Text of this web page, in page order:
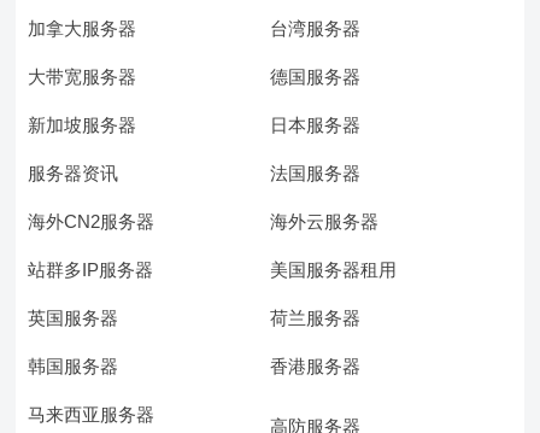
加拿大服务器 台湾服务器
大带宽服务器 德国服务器
新加坡服务器 日本服务器
服务器资讯 法国服务器
海外CN2服务器 海外云服务器
站群多IP服务器 美国服务器租用
英国服务器 荷兰服务器
韩国服务器 香港服务器
马来西亚服务器
高防服务器